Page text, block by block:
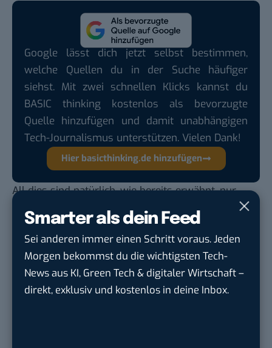
Smarter als dein Feed
Sei anderen immer einen Schritt voraus. Jeden
Morgen bekommst du die wichtigsten Tech-
News aus KI, Green Tech & digitaler Wirtschaft –
direkt, exklusiv und kostenlos in deine Inbox.
Google lässt dich jetzt selbst bestimmen,
welche Quellen du in der Suche häufiger
siehst. Mit zwei schnellen Klicks kannst du
BASIC thinking kostenlos als bevorzugte
Quelle hinzufügen und damit unabhängigen
Tech-Journalismus unterstützen. Vielen Dank!
Hier basicthinking.de hinzufügen
All dies sind natürlich, wie bereits erwähnt, nur
Empfehlungen. Welche dieser Ratschläge der
Gesetzgeber umsetzt, wenn überhaupt, bleibt
abzuwarten. Die Empfehlungen aller Arbeitskreise
aus dem VGT könnt ihrhiernachlesen.
Auch spannend: